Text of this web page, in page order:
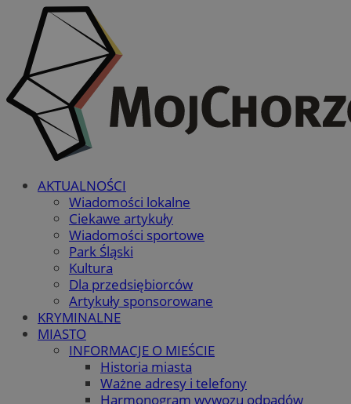
AKTUALNOŚCI
Wiadomości lokalne
Ciekawe artykuły
Wiadomości sportowe
Park Śląski
Kultura
Dla przedsiębiorców
Artykuły sponsorowane
KRYMINALNE
MIASTO
INFORMACJE O MIEŚCIE
Historia miasta
Ważne adresy i telefony
Harmonogram wywozu odpadów